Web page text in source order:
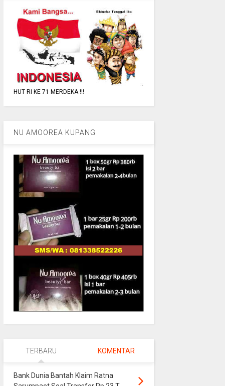
HUT RI KE 71 MERDEKA !!!
NU AMOOREA KUPANG
TERBARU KOMENTAR
Bank Dunia Bantah Klaim Ratna